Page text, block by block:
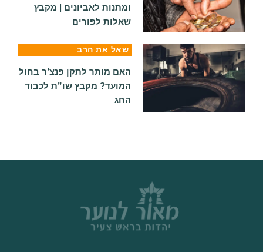
ומתנות לאביונים | מקבץ
שאלות לפורים
שאל את הרב
האם מותר לתקן פנצ’ר בחול
המועד? מקבץ שו”ת לכבוד
החג